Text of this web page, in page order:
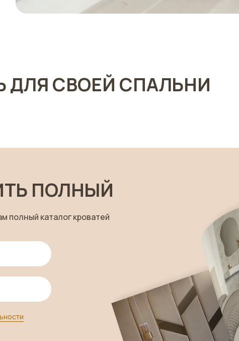
ДЛЯ СВОЕЙ СПАЛЬНИ
ПОЛНЫЙ
полный каталог кроватей